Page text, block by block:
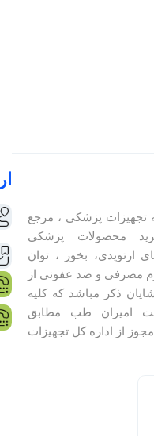
تجهیزات پزشکی ، مرجع
محصولات پزشکی
بخور ، توان
مصرفی و ضد عفونی از
ذکر مباشد که کلیه
امیران طب مطابق
از اداره کل تجهیزات